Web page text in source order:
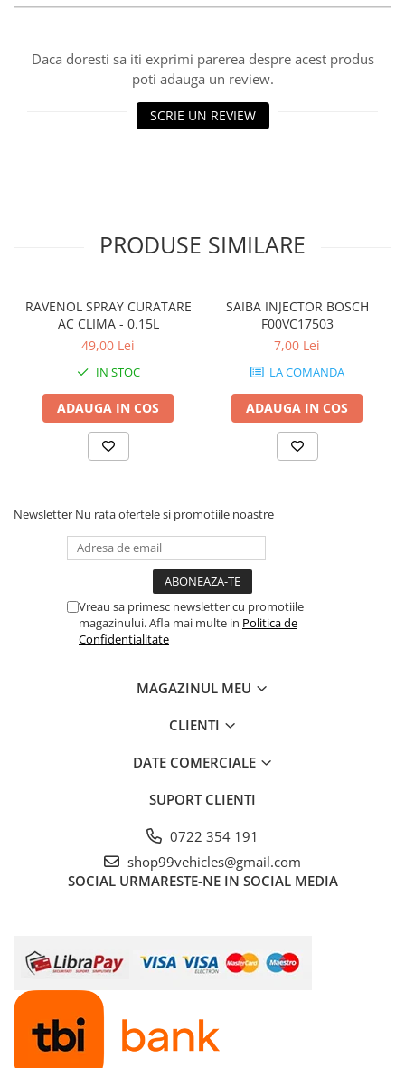
Daca doresti sa iti exprimi parerea despre acest produs
poti adauga un review.
SCRIE UN REVIEW
PRODUSE SIMILARE
RAVENOL SPRAY CURATARE
AC CLIMA - 0.15L
49,00 Lei
IN STOC
ADAUGA IN COS
SAIBA INJECTOR BOSCH
F00VC17503
7,00 Lei
LA COMANDA
ADAUGA IN COS
Newsletter Nu rata ofertele si promotiile noastre
Vreau sa primesc newsletter cu promotiile
magazinului. Afla mai multe in Politica de
Confidentialitate
MAGAZINUL MEU
CLIENTI
DATE COMERCIALE
SUPORT CLIENTI
0722 354 191
shop99vehicles@gmail.com
SOCIAL URMARESTE-NE IN SOCIAL MEDIA